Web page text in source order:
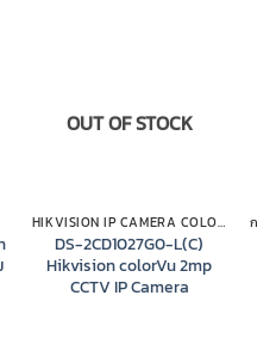
OUT OF STOCK
HIKVISION IP CAMERA COLORVU
DS-2CD1027G0-L(C)
Hikvision colorVu 2mp
CCTV IP Camera